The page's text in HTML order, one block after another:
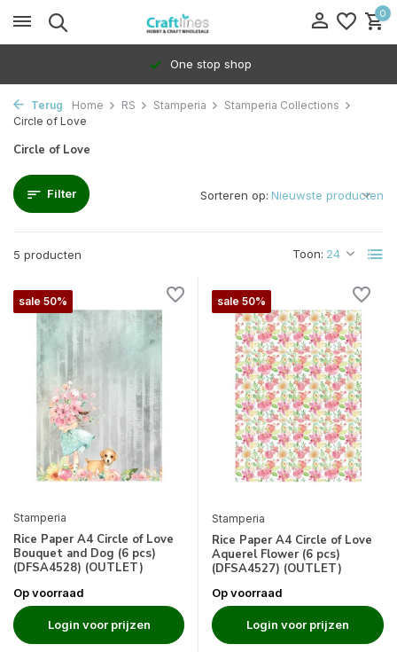
0
One stop shop
Terug Home RS Stamperia
Stamperia Collections
Circle of Love
Circle of Love
Filter
5 producten Toon:
Sorteren op:
sale 50%
Stamperia
Rice Paper A4 Circle of Love
Bouquet and Dog (6 pcs)
(DFSA4528) (OUTLET)
Op voorraad
Login voor prijzen
sale 50%
Stamperia
Rice Paper A4 Circle of Love
Aquerel Flower (6 pcs)
(DFSA4527) (OUTLET)
Op voorraad
Login voor prijzen